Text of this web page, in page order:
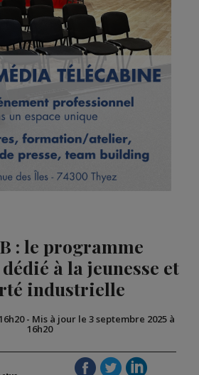
: le programme
à la jeunesse et
industrielle
- Mis à jour le 3 septembre 2025 à
16h20